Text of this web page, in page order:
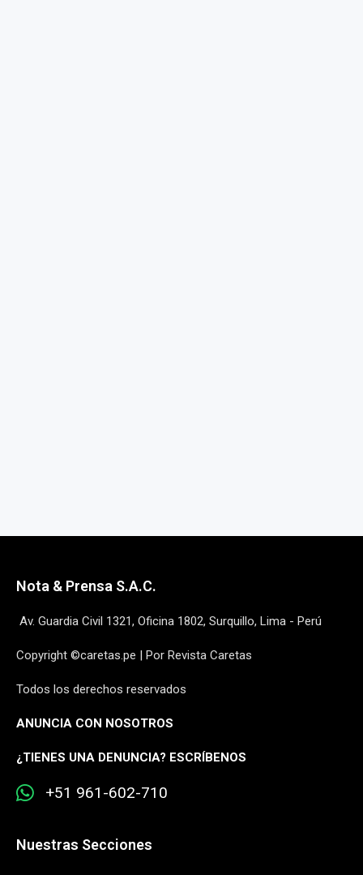
Nota & Prensa S.A.C.
Av. Guardia Civil 1321, Oficina 1802, Surquillo, Lima - Perú
Copyright ©caretas.pe | Por Revista Caretas
Todos los derechos reservados
ANUNCIA CON NOSOTROS
¿TIENES UNA DENUNCIA? ESCRÍBENOS
+51 961-602-710
Nuestras Secciones